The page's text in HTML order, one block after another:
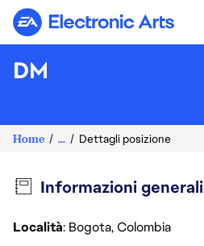
Electronic Arts
DM
Home ... Dettagli posizione
Informazioni generali
Località: Bogota, Colombia